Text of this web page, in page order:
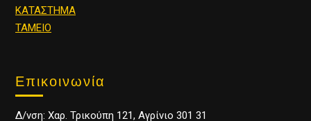
ΚΑΤΑΣΤΗΜΑ
ΤΑΜΕΙΟ
Επικοινωνία
Δ/νση: Χαρ. Τρικούπη 121, Αγρίνιο 301 31